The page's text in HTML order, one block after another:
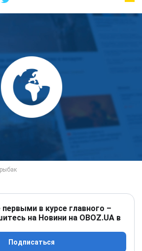
первыми в курсе главного –
на Новини на OBOZ.UA в
Подписаться